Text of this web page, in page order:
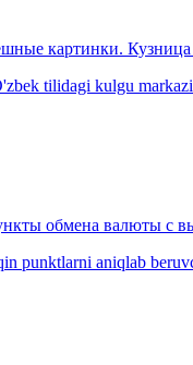
картинки.
tilidagi kulgu
обмена валюты с
punktlarni aniqlab